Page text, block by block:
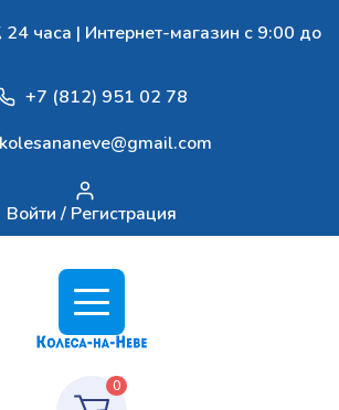
| Интернет-магазин с 9:00 до
+7 (812) 951 02 78
kolesananeve@gmail.com
Войти / Регистрация
0